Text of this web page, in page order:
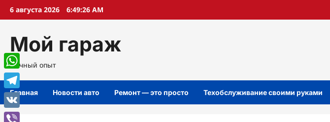
Перейти
6 августа 2026 6:49:27 AM
Мой гараж
Личный опыт
Главная Новости авто Ремонт — это просто Техобслуживание своими руками
WhatsApp
Telegram
VK